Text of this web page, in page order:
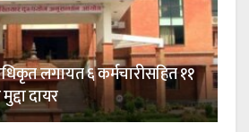
लगायत ६ कर्मचारीसहित ११
दायर